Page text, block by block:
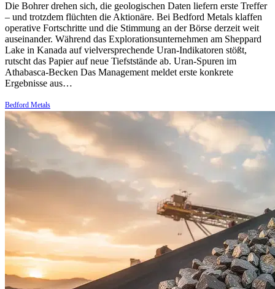
Die Bohrer drehen sich, die geologischen Daten liefern erste Treffer
– und trotzdem flüchten die Aktionäre. Bei Bedford Metals klaffen
operative Fortschritte und die Stimmung an der Börse derzeit weit
auseinander. Während das Explorationsunternehmen am Sheppard
Lake in Kanada auf vielversprechende Uran-Indikatoren stößt,
rutscht das Papier auf neue Tiefststände ab. Uran-Spuren im
Athabasca-Becken Das Management meldet erste konkrete
Ergebnisse aus…
Bedford Metals